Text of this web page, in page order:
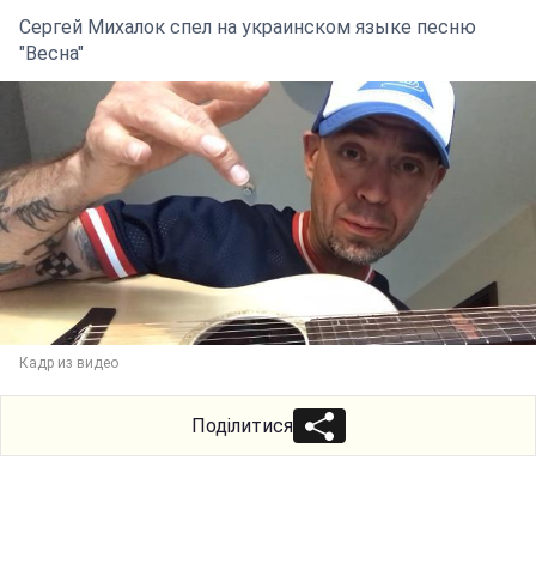
Сергей Михалок спел на украинском языке песню
"Весна"
Кадр из видео
Поділитися